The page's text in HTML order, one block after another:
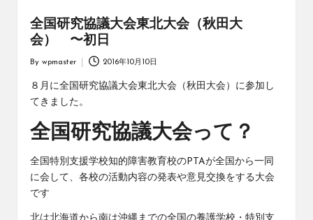
全国研究協議大会東北大会（秋田大
会） 〜初日
Posted
by
By wpmaster 2016年10月10日
８月に全国研究協議大会東北大会（秋田大会）に参加し
てきました。
全国研究協議大会って？
全国特別支援学校知的障害教育校のPTAが全国から一同
に会して、各校の活動内容の発表や意見交換をする大会
です